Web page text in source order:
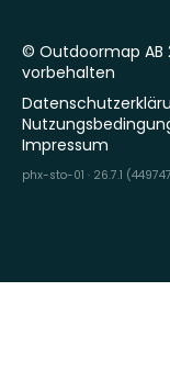
© Outdoormap AB
vorbehalten
Impressum
phx-sto-01 · 26.7.1